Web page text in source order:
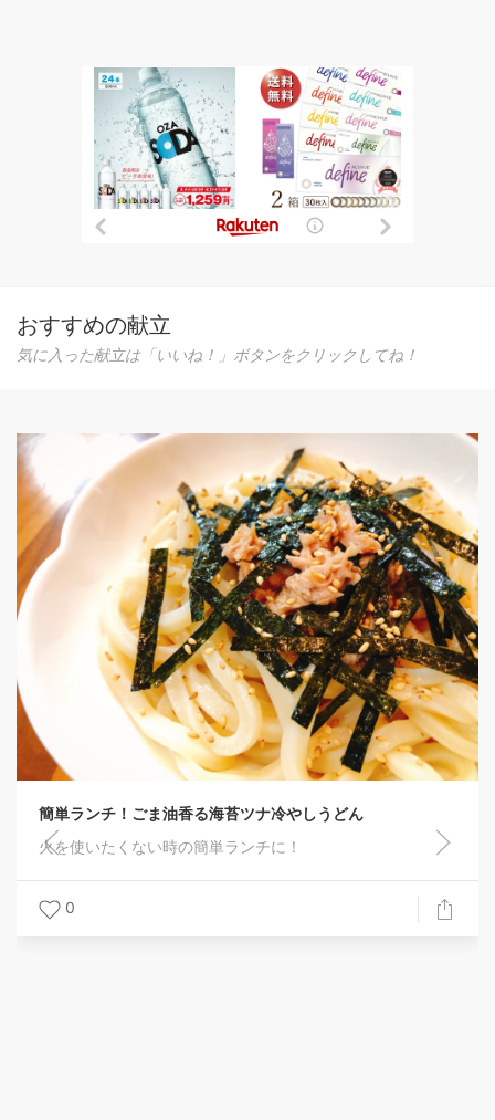
おすすめの献立
気に入った献立は「いいね！」ボタンをクリックしてね！
やしうどん
3分で簡単！夏にぴったり◎みょ
火を使わずに簡単に作れるので
め！ 旬のみょうがを使って、栄
0